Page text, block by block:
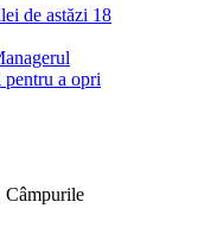
de astăzi 18
a opri
Câmpurile